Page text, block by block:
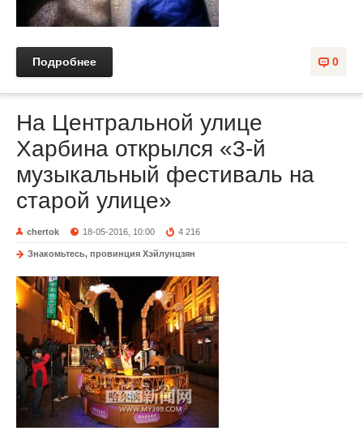
0
Подробнее
На Центральной улице
Харбина открылся «3-й
музыкальный фестиваль на
старой улице»
chertok 18-05-2016, 10:00 4 216
Знакомьтесь, провинция Хэйлунцзян